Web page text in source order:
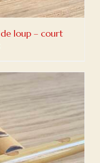
loup – court